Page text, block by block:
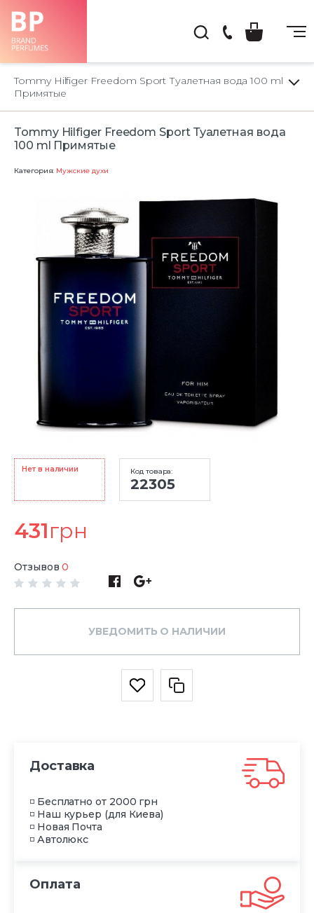
66-
22
Tommy Hilfiger Freedom Sport Туалетная вода 100 ml
Примятые
Tommy Hilfiger Freedom Sport Туалетная вода
100 ml Примятые
Категория: Мужские духи
Нет в наличии Код товара:
22305
431грн
Отзывов 0
УВЕДОМИТЬ О НАЛИЧИИ
Доставка
◽ Бесплатно от 2000 грн
◽ Наш курьер (для Киева)
◽ Новая Почта
◽ Автолюкс
Оплата